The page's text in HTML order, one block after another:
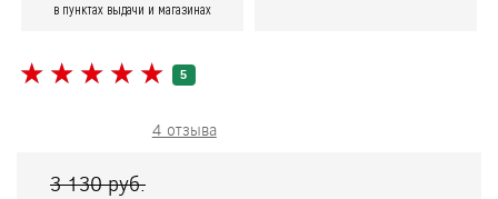
в пунктах выдачи и магазинах
★ ★ ★ ★ ★
★ ★ ★ ★ ★ 5
4 отзыва
3 130 pуб.